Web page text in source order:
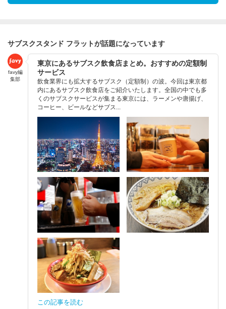
サブスクスタンド フラットが話題になっています
favy編
集部
東京にあるサブスク飲食店まとめ。おすすめの定額制
サービス
飲食業界にも拡大するサブスク（定額制）の波。今回は東京都
内にあるサブスク飲食店をご紹介いたします。全国の中でも多
くのサブスクサービスが集まる東京には、ラーメンや唐揚げ、
コーヒー、ビールなどサブス...
この記事を読む